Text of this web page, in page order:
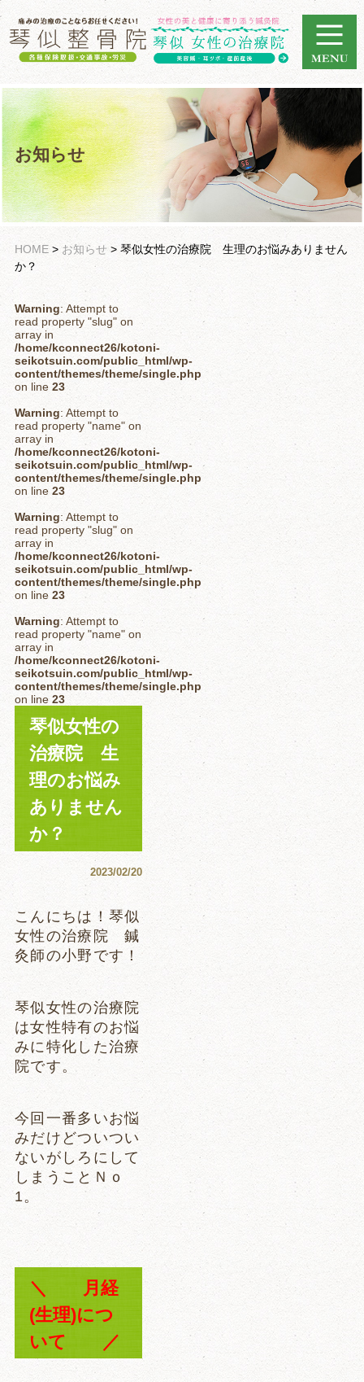
お知らせ
HOME> お知らせ > 琴似女性の治療院 生理のお悩みありません
か？
Warning: Attempt to
read property "slug" on
array in
/home/kconnect26/kotoni-
seikotsuin.com/public_html/wp-
content/themes/theme/single.php
on line 23
Warning: Attempt to
read property "name" on
array in
/home/kconnect26/kotoni-
seikotsuin.com/public_html/wp-
content/themes/theme/single.php
on line 23
Warning: Attempt to
read property "slug" on
array in
/home/kconnect26/kotoni-
seikotsuin.com/public_html/wp-
content/themes/theme/single.php
on line 23
Warning: Attempt to
read property "name" on
array in
/home/kconnect26/kotoni-
seikotsuin.com/public_html/wp-
content/themes/theme/single.php
on line 23
琴似女性の
治療院 生
理のお悩み
ありません
か？
2023/02/20
こんにちは！琴似
女性の治療院 鍼
灸師の小野です！
琴似女性の治療院
は女性特有のお悩
みに特化した治療
院です。
今回一番多いお悩
みだけどついつい
ないがしろにして
しまうことＮｏ
1。
＼ 月経
(生理)につ
いて ／